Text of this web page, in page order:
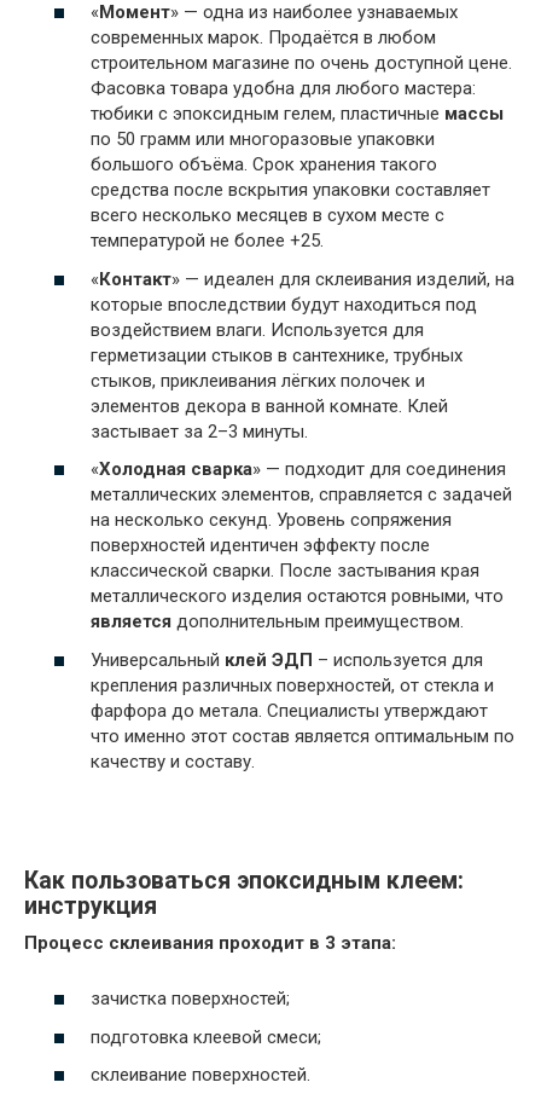
« Момент» — одна из наиболее узнаваемых
современных марок. Продаётся в любом
строительном магазине по очень доступной цене.
Фасовка товара удобна для любого мастера:
тюбики с эпоксидным гелем, пластичные массы
по 50 грамм или многоразовые упаковки
большого объёма. Срок хранения такого
средства после вскрытия упаковки составляет
всего несколько месяцев в сухом месте с
температурой не более +25.
«Контакт» — идеален для склеивания изделий, на
которые впоследствии будут находиться под
воздействием влаги. Используется для
герметизации стыков в сантехнике, трубных
стыков, приклеивания лёгких полочек и
элементов декора в ванной комнате. Клей
застывает за 2–3 минуты.
«Холодная сварка» — подходит для соединения
металлических элементов, справляется с задачей
на несколько секунд. Уровень сопряжения
поверхностей идентичен эффекту после
классической сварки. После застывания края
металлического изделия остаются ровными, что
является дополнительным преимуществом.
Универсальный клей ЭДП – используется для
крепления различных поверхностей, от стекла и
фарфора до метала. Специалисты утверждают
что именно этот состав является оптимальным по
качеству и составу.
Как пользоваться эпоксидным клеем:
инструкция
Процесс склеивания проходит в 3 этапа:
зачистка поверхностей;
подготовка клеевой смеси;
склеивание поверхностей.